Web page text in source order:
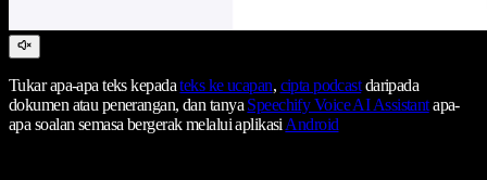
Tukar apa-apa teks kepadateks ke ucapan, cipta podcastdaripada
dokumen atau penerangan, dan tanyaSpeechify Voice AI Assistantapa-
apa soalan semasa bergerak melalui aplikasiAndroid